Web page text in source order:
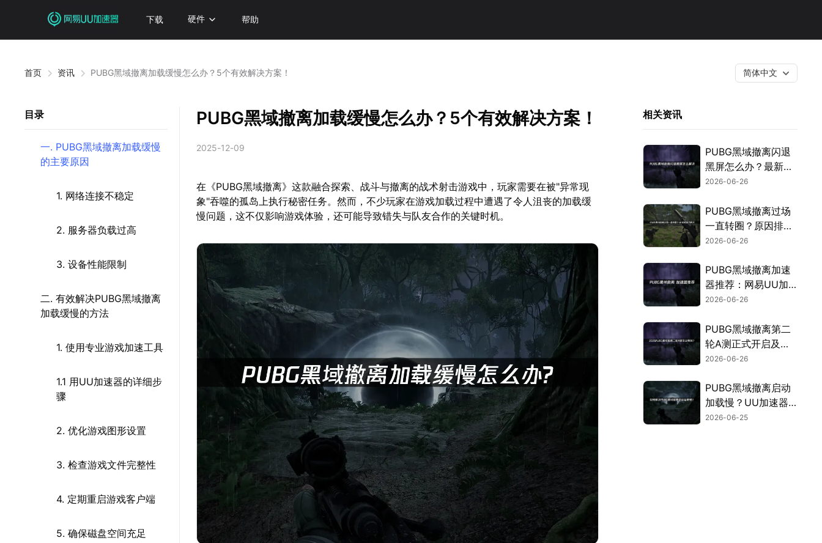
下载 硬件 帮助
首页 资讯 PUBG黑域撤离加载缓慢怎么办？5个有效解决方案！ 简体中文
目录
一. PUBG黑域撤离加载缓慢
的主要原因
1. 网络连接不稳定
2. 服务器负载过高
3. 设备性能限制
二. 有效解决PUBG黑域撤离
加载缓慢的方法
1. 使用专业游戏加速工具
1.1 用UU加速器的详细步
骤
2. 优化游戏图形设置
3. 检查游戏文件完整性
4. 定期重启游戏客户端
5. 确保磁盘空间充足
PUBG黑域撤离加载缓慢怎么办？5个有效解决方案！
2025-12-09
在《PUBG黑域撤离》这款融合探索、战斗与撤离的战术射击游戏中，玩家需要在被"异常现
象"吞噬的孤岛上执行秘密任务。然而，不少玩家在游戏加载过程中遭遇了令人沮丧的加载缓
慢问题，这不仅影响游戏体验，还可能导致错失与队友合作的关键时机。
相关资讯
PUBG黑域撤离闪退
黑屏怎么办？最新有
效修复方法汇总！
2026-06-26
PUBG黑域撤离过场
一直转圈？原因排查
与高效解决攻略！
2026-06-26
PUBG黑域撤离加速
器推荐：网易UU加
速器助力网络稳定！
2026-06-26
PUBG黑域撤离第二
轮A测正式开启及网
络优化全指南！
2026-06-26
PUBG黑域撤离启动
加载慢？UU加速器
助你快速撤离！
2026-06-25